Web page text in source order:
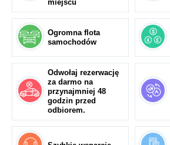
miejscu
Ogromna flota
samochodów
Odwołaj rezerwację
za darmo na
przynajmniej 48
godzin przed
odbiorem.